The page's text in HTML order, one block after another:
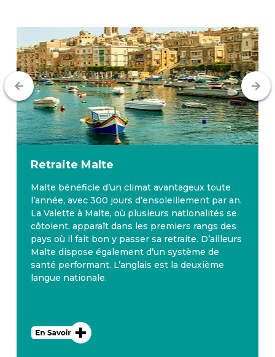
Retraite Malte
Malte bénéficie d’un climat avantageux toute
l’année, avec 300 jours d’ensoleillement par an.
La Valette à Malte, où plusieurs nationalités se
côtoient, apparaît dans les premiers rangs des
pays où il fait bon y passer sa retraite. D’ailleurs
Malte dispose également d’un système de
santé performant. L’anglais est la deuxième
langue nationale.